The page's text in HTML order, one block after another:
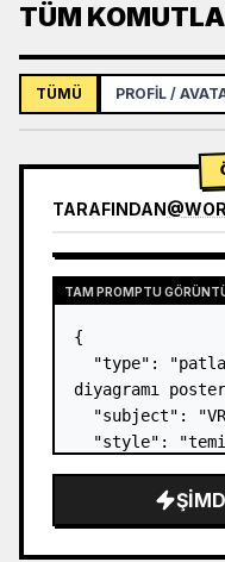
TÜM
TÜMÜ PROFIL /
TARAFINDAN@
TAM PROMPTU
{
"type":
diyagramı
"subject":
"style":
vurgular",
"background":